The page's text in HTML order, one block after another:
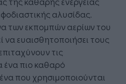
αλυσίδας.
των εκπομπών αερίων του
να ευαισθητοποιήσει τους
τις
ένα πιο καθαρό
που χρησιμοποιούνται